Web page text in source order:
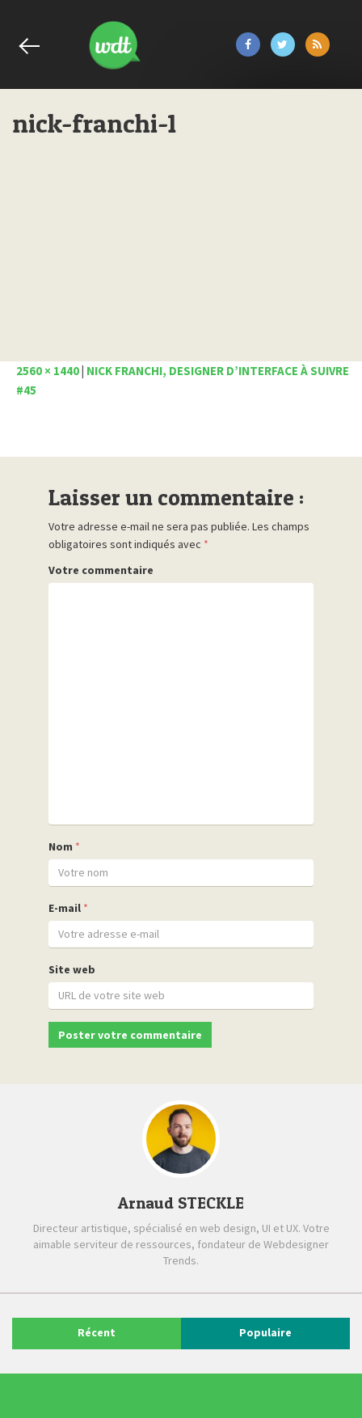
nick-franchi-1
2560 × 1440| NICK FRANCHI, DESIGNER D’INTERFACE À SUIVRE
#45
Laisser un commentaire :
Votre adresse e-mail ne sera pas publiée. Les champs
obligatoires sont indiqués avec *
Votre commentaire
Nom *
E-mail *
Site web
Arnaud STECKLE
Directeur artistique, spécialisé en web design, UI et UX. Votre
aimable serviteur de ressources, fondateur de Webdesigner
Trends.
Récent Populaire